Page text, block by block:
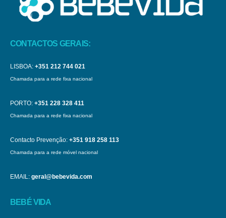
CONTACTOS GERAIS:
LISBOA: +351 212 744 021
Chamada para a rede fixa nacional
PORTO: +351 228 328 411
Chamada para a rede fixa nacional
Contacto Prevenção: +351 918 258 113
Chamada para a rede móvel nacional
EMAIL: geral@bebevida.com
BEBÉ VIDA